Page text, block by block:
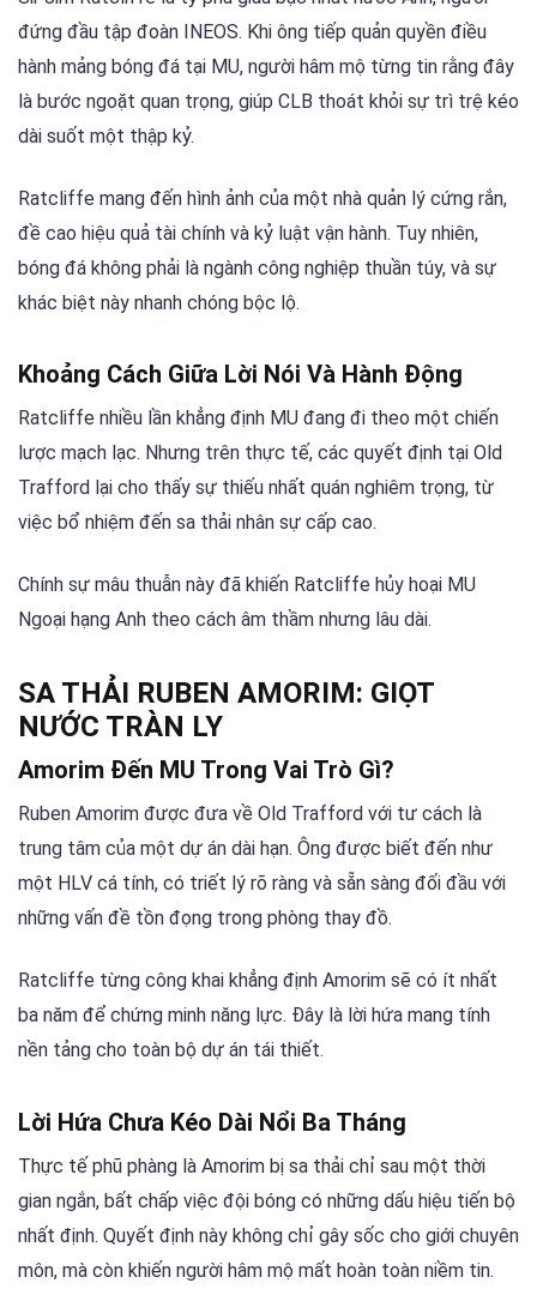
đứng đầu tập đoàn INEOS. Khi ông tiếp quản quyền điều
hành mảng bóng đá tại MU, người hâm mộ từng tin rằng đây
là bước ngoặt quan trọng, giúp CLB thoát khỏi sự trì trệ kéo
dài suốt một thập kỷ.
Ratcliffe mang đến hình ảnh của một nhà quản lý cứng rắn,
đề cao hiệu quả tài chính và kỷ luật vận hành. Tuy nhiên,
bóng đá không phải là ngành công nghiệp thuần túy, và sự
khác biệt này nhanh chóng bộc lộ.
Khoảng Cách Giữa Lời Nói Và Hành Động
Ratcliffe nhiều lần khẳng định MU đang đi theo một chiến
lược mạch lạc. Nhưng trên thực tế, các quyết định tại Old
Trafford lại cho thấy sự thiếu nhất quán nghiêm trọng, từ
việc bổ nhiệm đến sa thải nhân sự cấp cao.
Chính sự mâu thuẫn này đã khiến Ratcliffe hủy hoại MU
Ngoại hạng Anh theo cách âm thầm nhưng lâu dài.
SA THẢI RUBEN AMORIM: GIỌT
NƯỚC TRÀN LY
Amorim Đến MU Trong Vai Trò Gì?
Ruben Amorim được đưa về Old Trafford với tư cách là
trung tâm của một dự án dài hạn. Ông được biết đến như
một HLV cá tính, có triết lý rõ ràng và sẵn sàng đối đầu với
những vấn đề tồn đọng trong phòng thay đồ.
Ratcliffe từng công khai khẳng định Amorim sẽ có ít nhất
ba năm để chứng minh năng lực. Đây là lời hứa mang tính
nền tảng cho toàn bộ dự án tái thiết.
Lời Hứa Chưa Kéo Dài Nổi Ba Tháng
Thực tế phũ phàng là Amorim bị sa thải chỉ sau một thời
gian ngắn, bất chấp việc đội bóng có những dấu hiệu tiến bộ
nhất định. Quyết định này không chỉ gây sốc cho giới chuyên
môn, mà còn khiến người hâm mộ mất hoàn toàn niềm tin.